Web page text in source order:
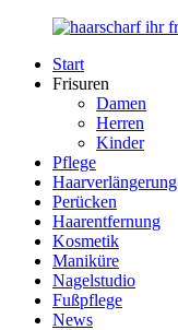
Zurück
Inhalt
Haarscharf
Händen
Start
Frisuren
Damen
Herren
Kinder
Pflege
Haarverlängerung
Perücken
Haarentfernung
Kosmetik
Maniküre
Nagelstudio
Fußpflege
News